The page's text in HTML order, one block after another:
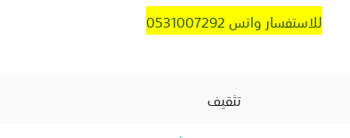
للاستفسار واتس 0531007292
تثقيف